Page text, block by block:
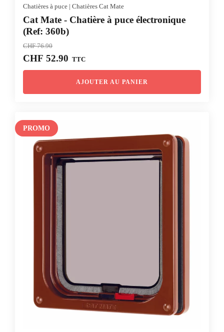
Chatières à puce Chatières Cat Mate
Cat Mate - Chatière à puce électronique
(Ref: 360b)
CHF76.90
Le
prix
était :
CHF 52.90 Le
prix
actuel
est :
TTC
AJOUTER AU PANIER
PROMO